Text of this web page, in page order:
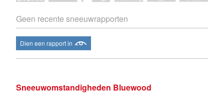
Geen recente sneeuwrapporten
Dien een rapport in
Sneeuwomstandigheden Bluewood